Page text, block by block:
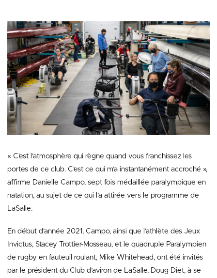
« C’est l’atmosphère qui règne quand vous franchissez les
portes de ce club. C’est ce qui m’a instantanément accroché »,
affirme Danielle Campo, sept fois médaillée paralympique en
natation, au sujet de ce qui l’a attirée vers le programme de
LaSalle.
En début d’année 2021, Campo, ainsi que l’athlète des Jeux
Invictus, Stacey Trottier-Mosseau, et le quadruple Paralympien
de rugby en fauteuil roulant, Mike Whitehead, ont été invités
par le président du Club d’aviron de LaSalle, Doug Diet, à se